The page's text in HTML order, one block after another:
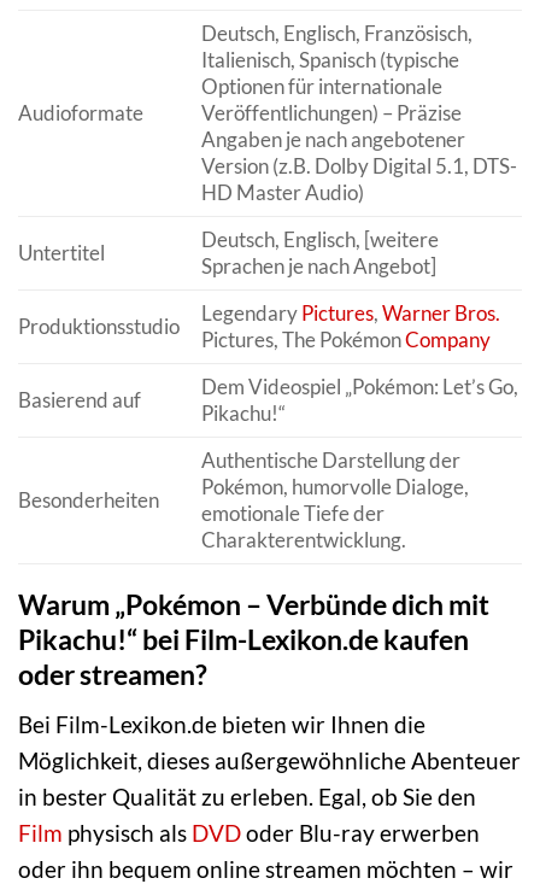
Audioformate
Deutsch, Englisch, Französisch,
Italienisch, Spanisch (typische
Optionen für internationale
Veröffentlichungen) – Präzise
Angaben je nach angebotener
Version (z.B. Dolby Digital 5.1, DTS-
HD Master Audio)
Untertitel
Deutsch, Englisch, [weitere
Sprachen je nach Angebot]
Produktionsstudio
LegendaryPictures,Warner Bros.
Pictures, The PokémonCompany
Basierend auf
Dem Videospiel „Pokémon: Let’s Go,
Pikachu!“
Besonderheiten
Authentische Darstellung der
Pokémon, humorvolle Dialoge,
emotionale Tiefe der
Charakterentwicklung.
Warum „Pokémon – Verbünde dich mit
Pikachu!“ bei Film-Lexikon.de kaufen
oder streamen?
Bei Film-Lexikon.de bieten wir Ihnen die
Möglichkeit, dieses außergewöhnliche Abenteuer
in bester Qualität zu erleben. Egal, ob Sie den
Film physisch als DVDoder Blu-ray erwerben
oder ihn bequem online streamen möchten – wir